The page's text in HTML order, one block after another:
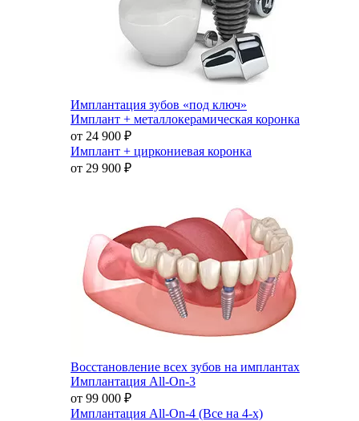
Имплантация зубов «под ключ»
Имплант + металлокерамическая коронка
от 24 900 ₽
Имплант + циркониевая коронка
от 29 900 ₽
Восстановление всех зубов на имплантах
Имплантация All-On-3
от 99 000 ₽
Имплантация All-On-4 (Все на 4-х)